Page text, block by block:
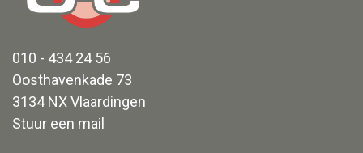
010 - 434 24 56
Oosthavenkade 73
3134 NX Vlaardingen
Stuur een mail